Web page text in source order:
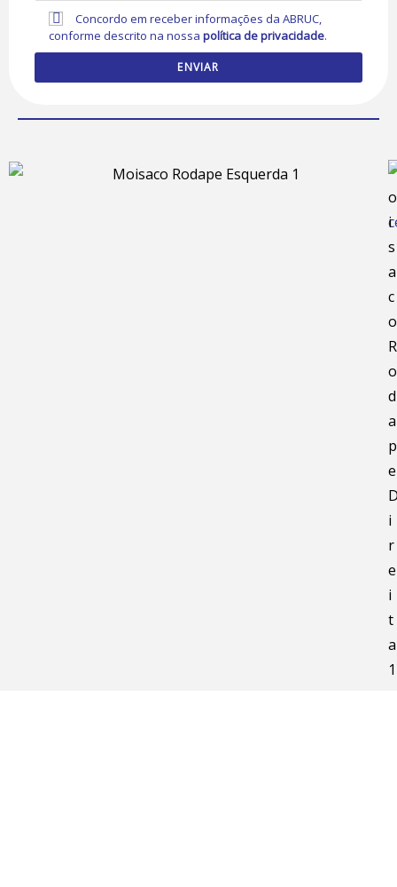
Concordo em receber informações da ABRUC,
conforme descrito na nossapolítica de privacidade.